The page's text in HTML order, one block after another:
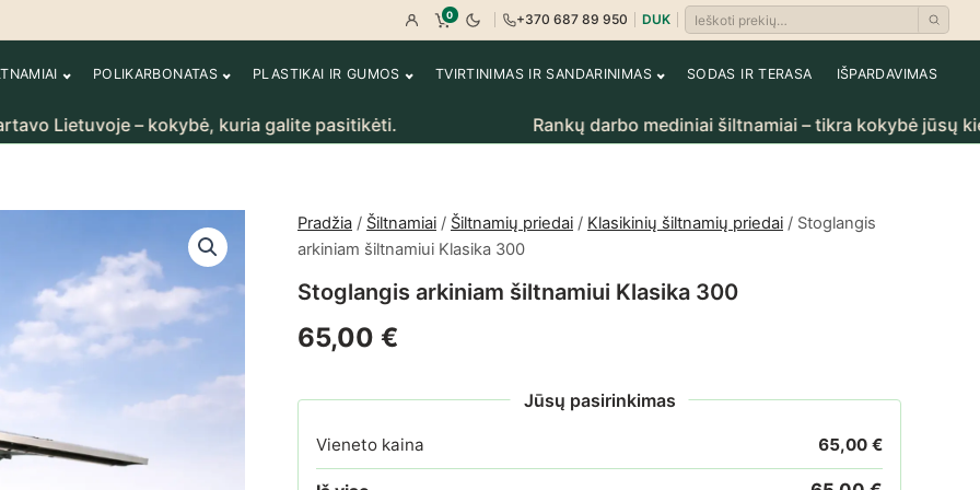
Prisijungti
0
Peržiūrėti krepšelį
+370 687 89 950 DUK Ieškoti prekių
POLIKARBONATAS PLASTIKAI IR GUMOS TVIRTINIMAS IR SANDARINIMAS SODAS IR TERASA IŠPARDAVIMAS
– kokybė, kuria galite pasitikėti. Rankų darbo mediniai šiltnamiai – tikra kokybė jūsų kiemui.
Pradžia / Šiltnamiai / Šiltnamių priedai / Klasikinių šiltnamių priedai / Stoglangis
arkiniam šiltnamiui Klasika 300
Stoglangis arkiniam šiltnamiui Klasika 300
65,00 €
Jūsų pasirinkimas
Vieneto kaina 65,00 €